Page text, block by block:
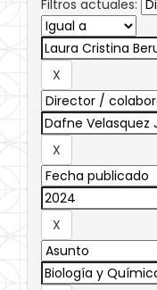
Filtros actuales: